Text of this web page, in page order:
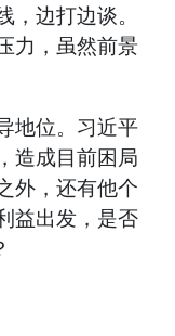
边打边谈。
力，虽然前景
位。习近平
造成目前困局
外，还有他个
益出发，是否